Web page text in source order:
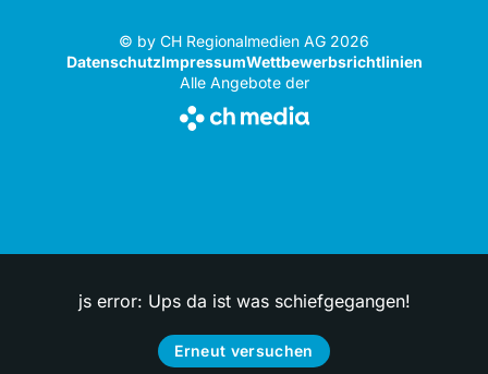
© by CH Regionalmedien AG 2026
DatenschutzImpressumWettbewerbsrichtlinien
Alle Angebote der
js error: Ups da ist was schiefgegangen!
Erneut versuchen